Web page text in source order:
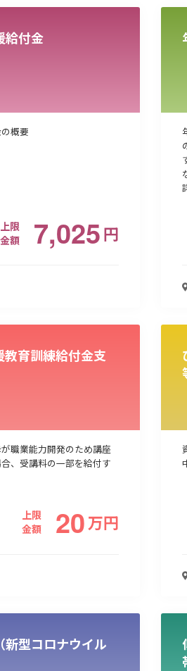
給付金
概要
上限
金額
7,025円
育訓練給付金支
職業能力開発のため講座
、受講料の一部を給付す
上限
金額
20万円
型コロナウイル